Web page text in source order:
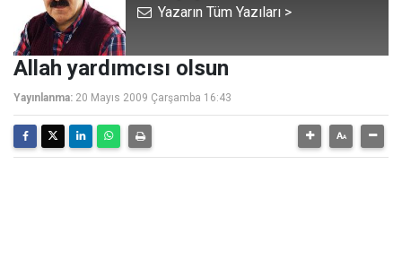
Yazarın Tüm Yazıları >
Allah yardımcısı olsun
Yayınlanma: 20 Mayıs 2009 Çarşamba 16:43